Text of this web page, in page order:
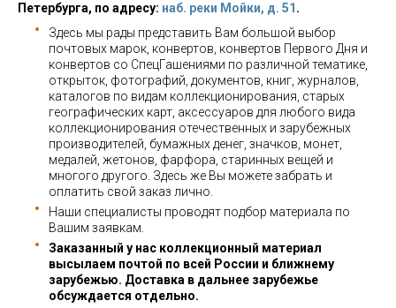
Петербурга, по адресу: наб. реки Мойки, д. 51 .
Здесь мы рады представить Вам большой выбор
почтовых марок, конвертов, конвертов Первого Дня и
конвертов со СпецГашениями по различной тематике,
открыток, фотографий, документов, книг, журналов,
каталогов по видам коллекционирования, старых
географических карт, аксессуаров для любого вида
коллекционирования отечественных и зарубежных
производителей, бумажных денег, значков, монет,
медалей, жетонов, фарфора, старинных вещей и
многого другого. Здесь же Вы можете забрать и
оплатить свой заказ лично.
Наши специалисты проводят подбор материала по
Вашим заявкам.
Заказанный у нас коллекционный материал
высылаем почтой по всей России и ближнему
зарубежью. Доставка в дальнее зарубежье
обсуждается отдельно.